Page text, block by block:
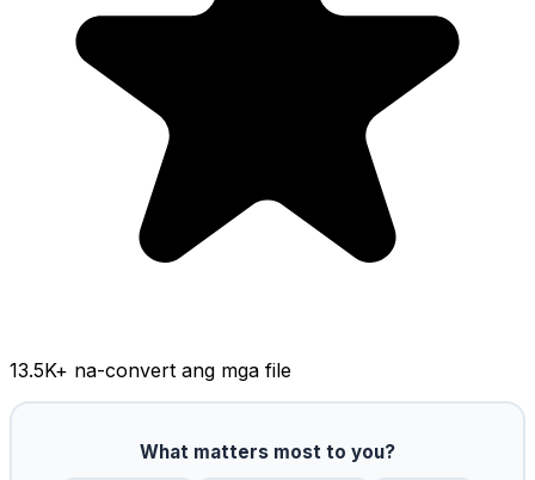
13.5K+ na-convert ang mga file
What matters most to you?